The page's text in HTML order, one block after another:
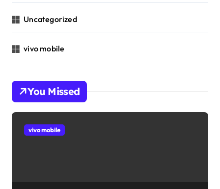
Uncategorized
vivo mobile
You Missed
vivo mobile